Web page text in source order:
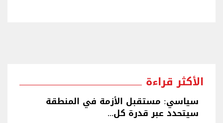
الأكثر قراءة
سياسي: مستقبل الأزمة في المنطقة
سيتحدد عبر قدرة كل...